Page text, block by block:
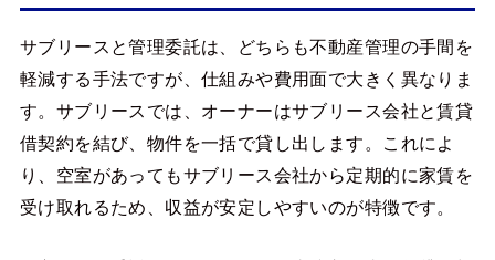
サブリースと管理委託は、どちらも不動産管理の手間を
軽減する手法ですが、仕組みや費用面で大きく異なりま
す。サブリースでは、オーナーはサブリース会社と賃貸
借契約を結び、物件を一括で貸し出します。これによ
り、空室があってもサブリース会社から定期的に家賃を
受け取れるため、収益が安定しやすいのが特徴です。